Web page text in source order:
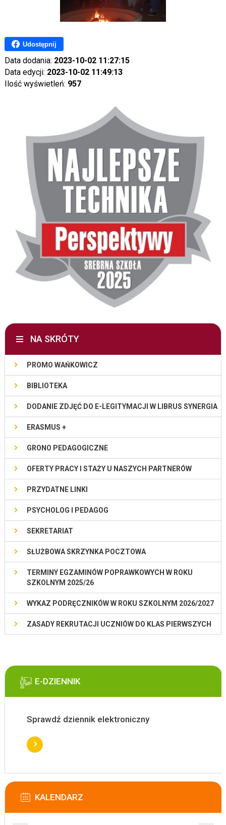
Udostępnij
Data dodania: 2023-10-02 11:27:15
Data edycji: 2023-10-02 11:49:13
Ilość wyświetleń: 957
NA SKRÓTY
PROMO WAŃKOWICZ
BIBLIOTEKA
DODANIE ZDJĘĆ DO E-LEGITYMACJI W LIBRUS SYNERGIA
ERASMUS +
GRONO PEDAGOGICZNE
OFERTY PRACY I STAŻY U NASZYCH PARTNERÓW
PRZYDATNE LINKI
PSYCHOLOG I PEDAGOG
SEKRETARIAT
SŁUŻBOWA SKRZYNKA POCZTOWA
TERMINY EGZAMINÓW POPRAWKOWYCH W ROKU
SZKOLNYM 2025/26
WYKAZ PODRĘCZNIKÓW W ROKU SZKOLNYM 2026/2027
ZASADY REKRUTACJI UCZNIÓW DO KLAS PIERWSZYCH
E-DZIENNIK
Sprawdź dziennik elektroniczny
KALENDARZ